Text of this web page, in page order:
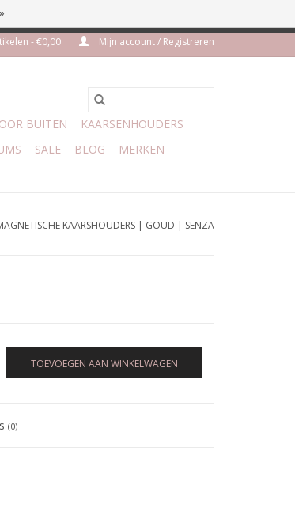
- €0,00 Mijn account / Registreren
BUITEN
KAARSENHOUDERS
SALE BLOG MERKEN
KAARSHOUDERS | GOUD | SENZA
TOEVOEGEN AAN WINKELWAGEN
(0)